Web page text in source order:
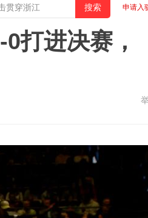
申请入
打进决赛，